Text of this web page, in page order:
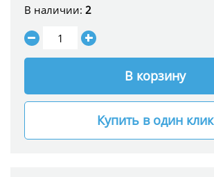
В наличии: 2
В корзину
Купить в один клик